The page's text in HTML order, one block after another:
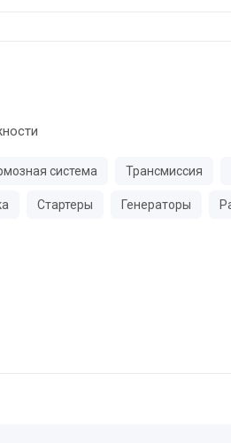
система Трансмиссия
Стартеры Генераторы